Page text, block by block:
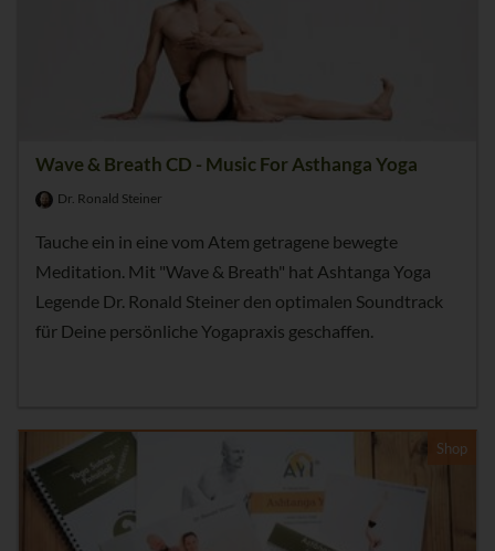
Wave & Breath CD - Music For Asthanga Yoga
Dr. Ronald Steiner
Tauche ein in eine vom Atem getragene bewegte
Meditation. Mit "Wave & Breath" hat Ashtanga Yoga
Legende Dr. Ronald Steiner den optimalen Soundtrack
für Deine persönliche Yogapraxis geschaffen.
Shop